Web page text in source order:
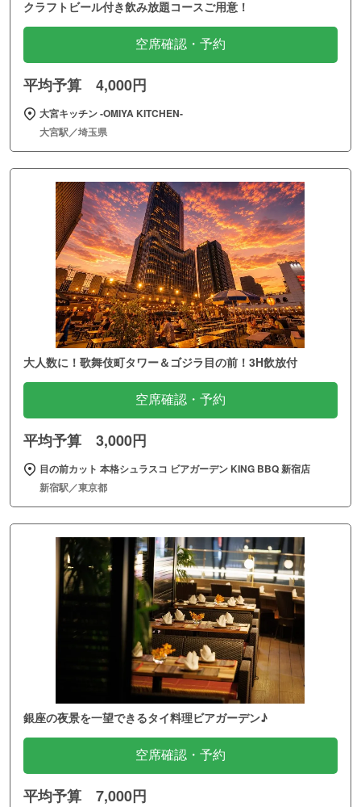
クラフトビール付き飲み放題コースご用意！
空席確認・予約
平均予算 4,000円
大宮キッチン ‐OMIYA KITCHEN‐
大宮駅／埼玉県
大人数に！歌舞伎町タワー＆ゴジラ目の前！3H飲放付
空席確認・予約
平均予算 3,000円
目の前カット 本格シュラスコ ビアガーデン KING BBQ 新宿店
新宿駅／東京都
銀座の夜景を一望できるタイ料理ビアガーデン♪
空席確認・予約
平均予算 7,000円